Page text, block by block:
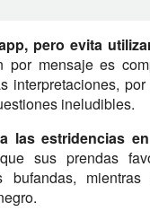
pero evita
por mensaje es
interpretaciones,
ineludibles.
las estridencias
sus prendas
bufandas,